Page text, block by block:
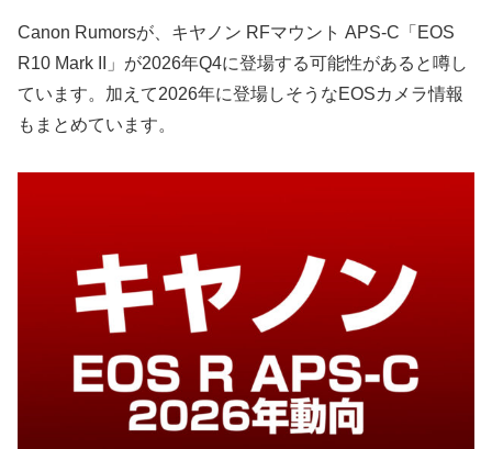
Canon Rumorsが、キヤノン RFマウント APS-C「EOS
R10 Mark II」が2026年Q4に登場する可能性があると噂し
ています。加えて2026年に登場しそうなEOSカメラ情報
もまとめています。